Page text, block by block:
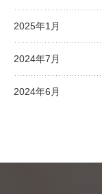
2025年1月
2024年7月
2024年6月